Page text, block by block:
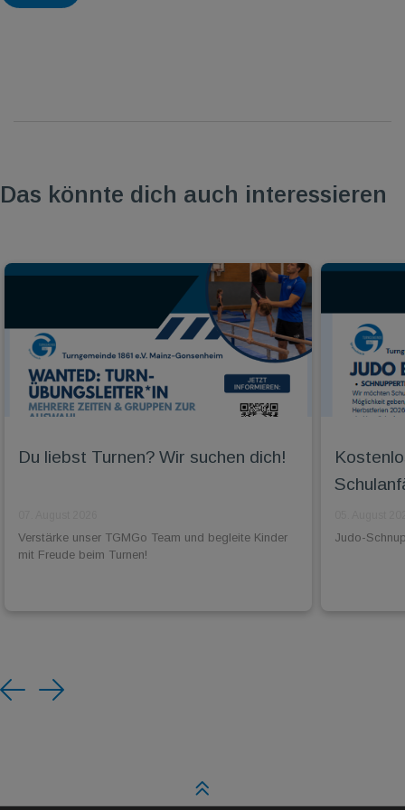
Das könnte dich auch interessieren
Du liebst Turnen? Wir suchen dich!
Verstärke unser TGMGo Team und begleite Kinder
mit Freude beim Turnen!
Judo-
Previous
Next